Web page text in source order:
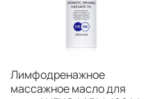
Лимфодренажное
массажное масло для